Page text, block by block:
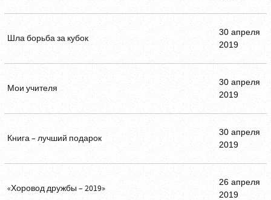
Шла борьба за кубок
30 апреля
2019
Мои учителя
30 апреля
2019
Книга – лучший подарок
30 апреля
2019
«Хоровод дружбы – 2019»
26 апреля
2019